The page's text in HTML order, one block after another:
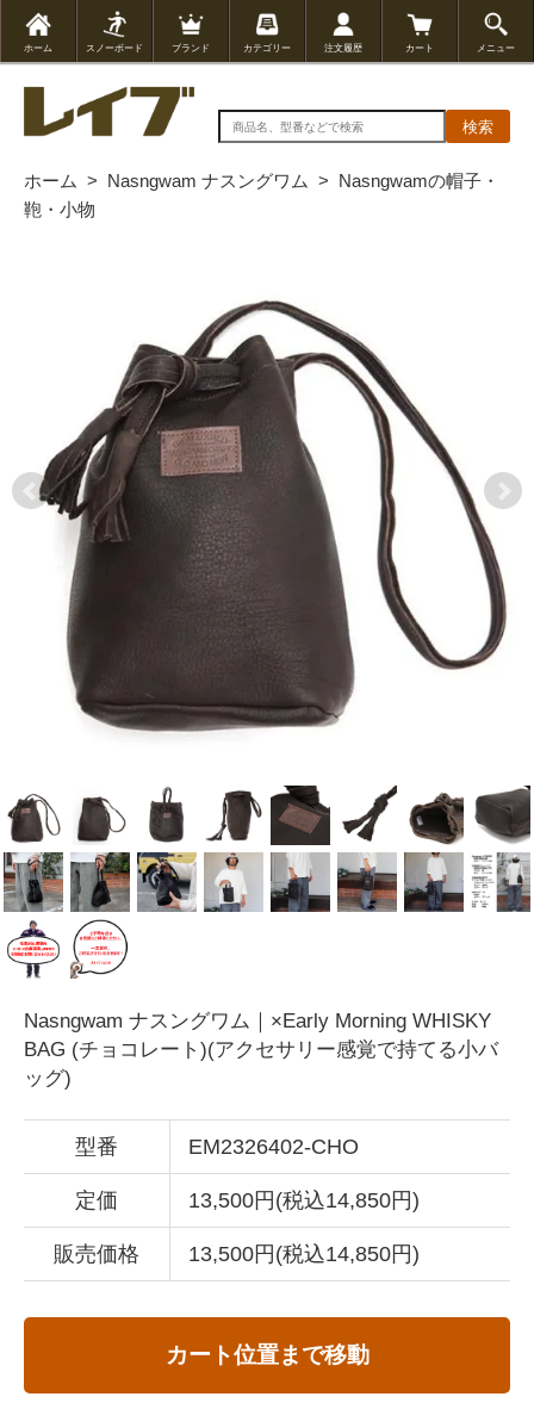
ホーム スノーボード ブランド カテゴリー 注文履歴 カート メニュー
検索
ホーム > Nasngwam ナスングワム > Nasngwamの帽子・
鞄・小物
Nasngwam ナスングワム｜×Early Morning WHISKY
BAG (チョコレート)(アクセサリー感覚で持てる小バ
ッグ)
型番 EM2326402-CHO
定価 13,500円(税込14,850円)
販売価格 13,500円(税込14,850円)
カート位置まで移動